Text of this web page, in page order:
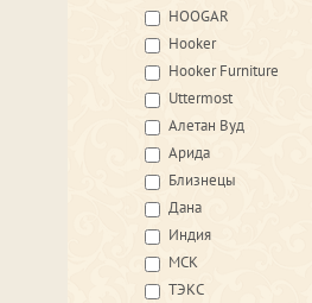
HOOGAR
Hooker
Hooker Furniture
Uttermost
Алетан Вуд
Арида
Близнецы
Дана
Индия
МСК
ТЭКС